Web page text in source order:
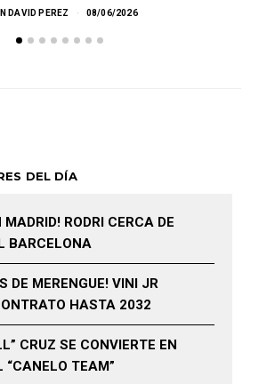
DAVID PEREZ 08/06/2026
DEL DÍA
MADRID! RODRI CERCA DE
BARCELONA
DE MERENGUE! VINI JR
HASTA 2032
CRUZ SE CONVIERTE EN
“CANELO TEAM”